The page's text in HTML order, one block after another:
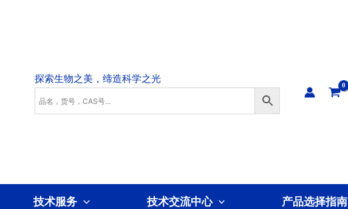
技术服务 技术交流中心 产品选择指南